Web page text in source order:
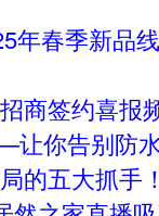
年春季新品
商签约喜报
让你告别防
的五大抓手